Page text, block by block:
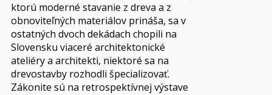
ktorú moderné stavanie z dreva a z
obnoviteľných materiálov prináša, sa v
ostatných dvoch dekádach chopili na
Slovensku viaceré architektonické
ateliéry a architekti, niektoré sa na
drevostavby rozhodli špecializovať.
Zákonite sú na retrospektívnej výstave